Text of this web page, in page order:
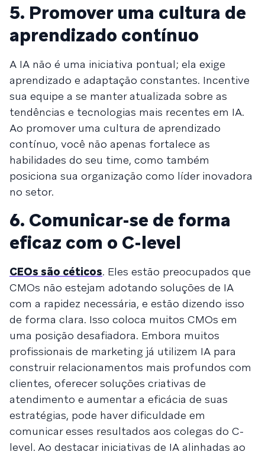
5. Promover uma cultura de
aprendizado contínuo
A IA não é uma iniciativa pontual; ela exige
aprendizado e adaptação constantes. Incentive
sua equipe a se manter atualizada sobre as
tendências e tecnologias mais recentes em IA.
Ao promover uma cultura de aprendizado
contínuo, você não apenas fortalece as
habilidades do seu time, como também
posiciona sua organização como líder inovadora
no setor.
6. Comunicar-se de forma
eficaz com o C-level
CEOs são céticos. Eles estão preocupados que
CMOs não estejam adotando soluções de IA
com a rapidez necessária, e estão dizendo isso
de forma clara. Isso coloca muitos CMOs em
uma posição desafiadora. Embora muitos
profissionais de marketing já utilizem IA para
construir relacionamentos mais profundos com
clientes, oferecer soluções criativas de
atendimento e aumentar a eficácia de suas
estratégias, pode haver dificuldade em
comunicar esses resultados aos colegas do C-
level. Ao destacar iniciativas de IA alinhadas ao